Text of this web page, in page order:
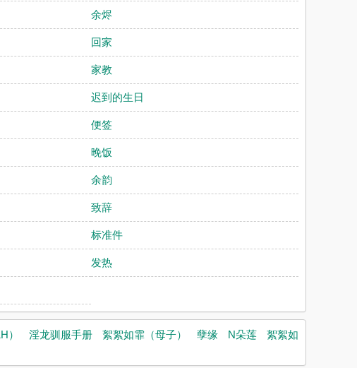
余烬
回家
家教
迟到的生日
便签
晚饭
余韵
致辞
标准件
发热
） 淫龙驯服手册 絮絮如霏（母子） 孽缘 N朵莲
絮絮如